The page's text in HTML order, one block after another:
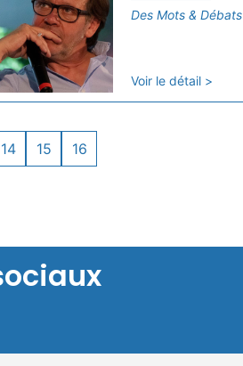
Des Mots & Débats
Voir le détail >
14 15 16